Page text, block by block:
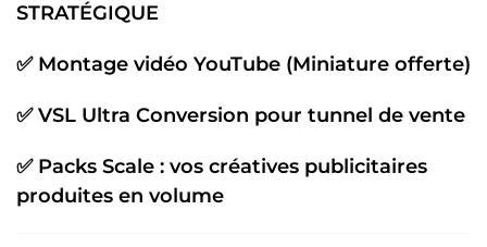
STRATÉGIQUE
✅ Montage vidéo YouTube (Miniature offerte)
✅ VSL Ultra Conversion pour tunnel de vente
✅ Packs Scale : vos créatives publicitaires
produites en volume